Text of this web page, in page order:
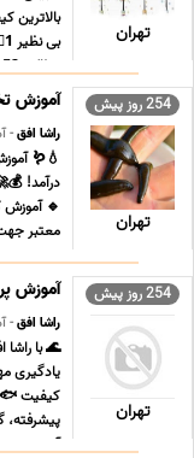
تهران
بالاترین
مطالب 2⃣ دریافت مدرک معتبر قابل استفاده در ... ...
254 روز پیش
تهران
آموزش
راشا افق-
💧🪱
درآمد!
🔹 آموزش
معتبر
دسترسی
254 روز پیش
تهران
آموزش
راشا افق-
🌊 با
یادگیری
کیفیت 🐟
پیشرفته،
آبزی